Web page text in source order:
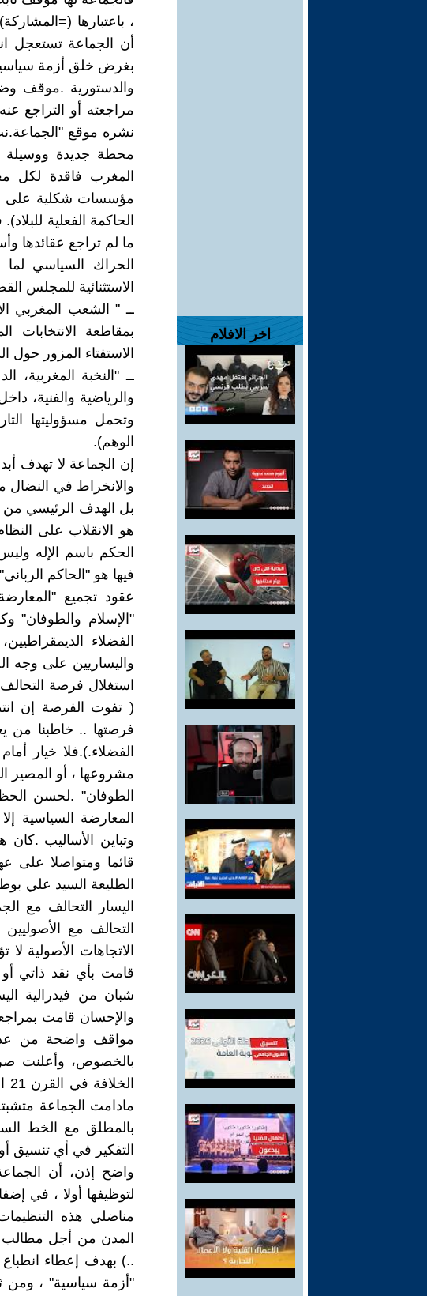
اخر الافلام
، باعتبارها
أن الجماعة تستعجل
بغرض خلق أزمة
والدستورية .موقف
مراجعته أو التراجع
محطة جديدة ووسيلة
المغرب فاقدة لكل
مؤسسات شكلية على
الحاكمة الفعلية
ما لم تراجع عقائدها
الحراك السياسي
الاستثنائية للمجلس القطري
ــ " الشعب المغربي
الاستفتاء المزور حول
ــ "النخبة المغربية،
والرياضية والفنية،
وتحمل مسؤوليتها
الوهم).
إن الجماعة لا تهدف
والانخراط في النضال
بل الهدف الرئيسي من
هو الانقلاب على
الحكم باسم الإله
فيها هو "الحاكم
عقود تجميع
"الإسلام والطوفان"
الفضلاء
واليساريين على وجه
استغلال فرصة
( تفوت الفرصة إن
الفضلاء.).فلا خيار
مشروعها ، أو المصير
الطوفان" .لحسن
المعارضة السياسية
وتباين الأساليب
قائما ومتواصلا
الطليعة السيد علي
اليسار التحالف مع
التحالف مع
الاتجاهات الأصولية
قامت بأي نقد ذاتي
شبان من فيدرالية
والإحسان قامت
مواقف واضحة من عدة
بالخصوص، وأعلنت
مادامت الجماعة
بالمطلق مع الخط
التفكير في أي تنسيق
واضح إذن، أن
لتوظيفها أولا ، في
مناضلي هذه
المدن من أجل مطالب
..) بهدف إعطاء انطباع
"أزمة سياسية" ، ومن